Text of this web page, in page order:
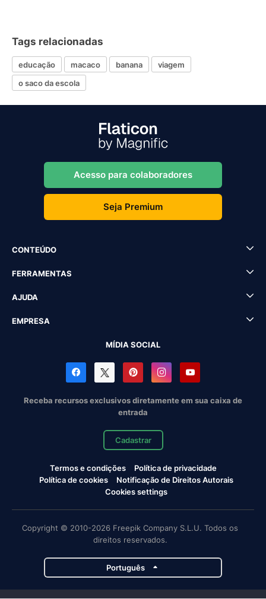
Tags relacionadas
educação macaco banana
viagem
o saco da escola
Acesso para colaboradores
Seja Premium
CONTEÚDO
FERRAMENTAS
AJUDA
EMPRESA
MÍDIA SOCIAL
Receba recursos exclusivos diretamente em sua caixa de
entrada
Cadastrar
Termos e condições
Política de privacidade
Política de cookies
Notificação de Direitos Autorais
Cookies settings
Copyright © 2010-2026 Freepik Company S.L.U. Todos os
direitos reservados.
Português